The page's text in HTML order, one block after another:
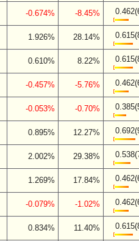
-0.674% -8.45%
1.926% 28.14%
0.610% 8.22%
-0.457% -5.76%
-0.053% -0.70%
0.895% 12.27%
2.002% 29.38%
1.269% 17.84%
-0.079% -1.02%
0.834% 11.40%